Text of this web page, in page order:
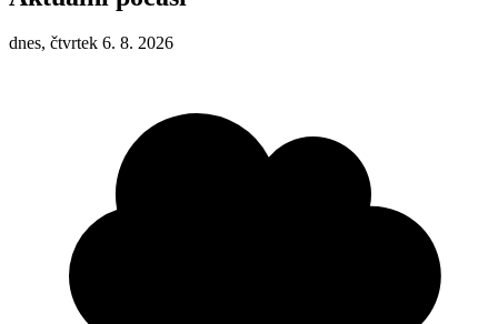
dnes, čtvrtek 6. 8. 2026